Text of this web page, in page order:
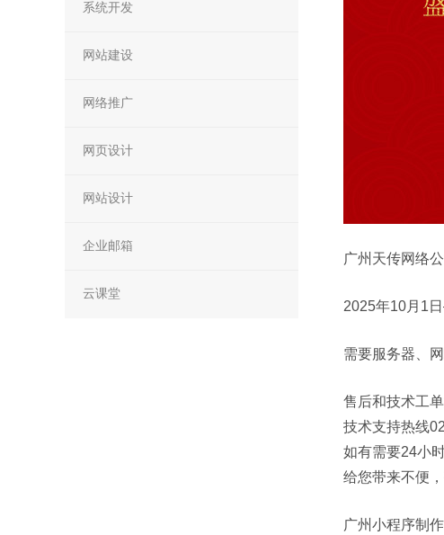
广州天传网络
2025年10月1
需要服务器、
售后和技术工单
技术支持热线
如有需要24小
给您带来不便
广州小程序制
系统开发
网站建设
网络推广
网页设计
网站设计
企业邮箱
云课堂